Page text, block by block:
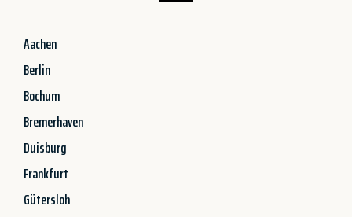
Aachen
Berlin
Bochum
Bremerhaven
Duisburg
Frankfurt
Gütersloh